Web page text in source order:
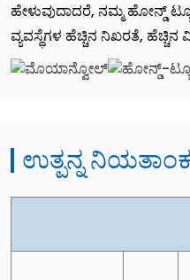
ಹೇಳುವುದಾದರೆ, ನಮ್ಮ ಹೋನ್ಡ್
ವ್ಯವಸ್ಥೆಗಳ ಹೆಚ್ಚಿನ ನಿಖರತೆ,
ಉತ್ಪನ್ನ